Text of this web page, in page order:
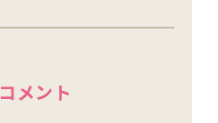
コメント